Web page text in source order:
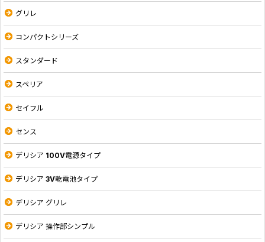
グリレ
コンパクトシリーズ
スタンダード
スペリア
セイフル
センス
デリシア 100V電源タイプ
デリシア 3V乾電池タイプ
デリシア グリレ
デリシア 操作部シンプル